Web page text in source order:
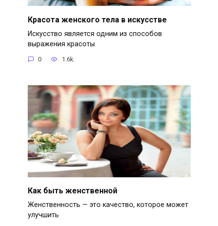
Красота женского тела в искусстве
Искусство является одним из способов
выражения красоты
0 1.6k.
Как быть женственной
Женственность — это качество, которое может
улучшить